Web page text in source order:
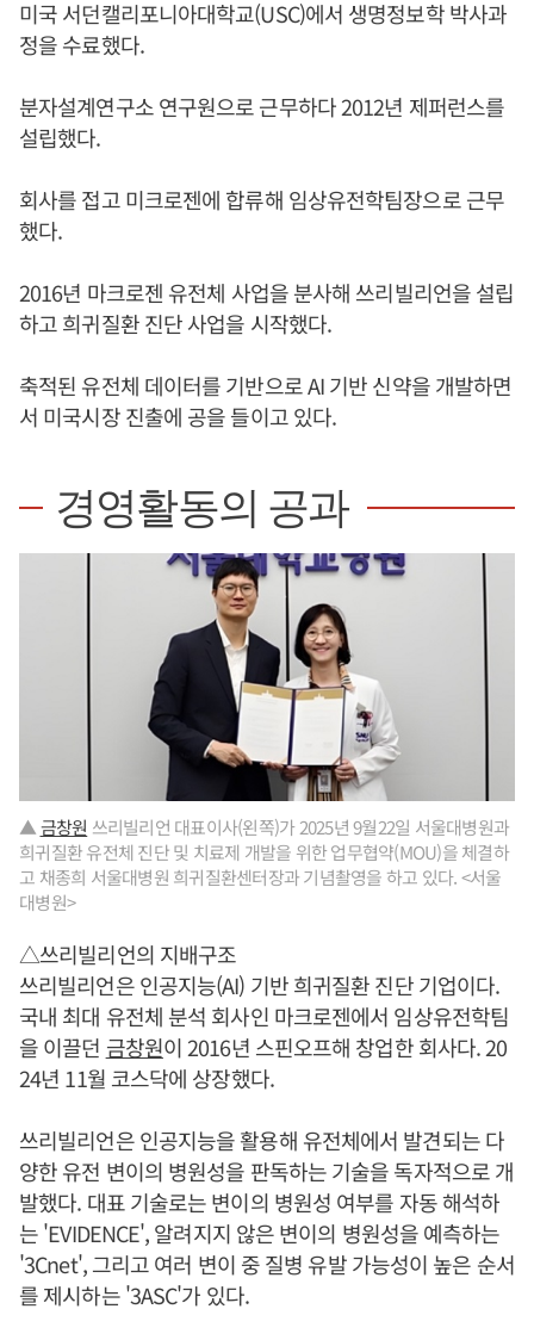
미국 서던캘리포니아대학교(USC)에서 생명정보학 박사과
정을 수료했다.
분자설계연구소 연구원으로 근무하다 2012년 제퍼런스를
설립했다.
회사를 접고 미크로젠에 합류해 임상유전학팀장으로 근무
했다.
2016년 마크로젠 유전체 사업을 분사해 쓰리빌리언을 설립
하고 희귀질환 진단 사업을 시작했다.
축적된 유전체 데이터를 기반으로 AI 기반 신약을 개발하면
서 미국시장 진출에 공을 들이고 있다.
경영활동의 공과
▲금창원 쓰리빌리언 대표이사(왼쪽)가 2025년 9월22일 서울대병원과
희귀질환 유전체 진단 및 치료제 개발을 위한 업무협약(MOU)을 체결하
고 채종희 서울대병원 희귀질환센터장과 기념촬영을 하고 있다. <서울
대병원>
△쓰리빌리언의 지배구조
쓰리빌리언은 인공지능(AI) 기반 희귀질환 진단 기업이다.
국내 최대 유전체 분석 회사인 마크로젠에서 임상유전학팀
을 이끌던 금창원이 2016년 스핀오프해 창업한 회사다. 20
24년 11월 코스닥에 상장했다.
쓰리빌리언은 인공지능을 활용해 유전체에서 발견되는 다
양한 유전 변이의 병원성을 판독하는 기술을 독자적으로 개
발했다. 대표 기술로는 변이의 병원성 여부를 자동 해석하
는 'EVIDENCE', 알려지지 않은 변이의 병원성을 예측하는
'3Cnet', 그리고 여러 변이 중 질병 유발 가능성이 높은 순서
를 제시하는 '3ASC'가 있다.